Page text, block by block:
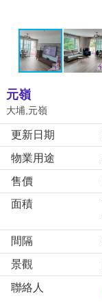
元嶺
大埔,元嶺
更新日期
物業用途
售價
面積
間隔
景觀
聯絡人